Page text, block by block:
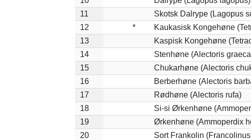
11
Skotsk Dalrype (Lagopus
12
*
Kaukasisk Kongehøne
13
Kaspisk Kongehøne
14
Stenhøne (Alectoris
15
Chukarhøne (Alectoris
16
Berberhøne (Alectoris
17
Rødhøne (Alectoris rufa)
18
Si-si Ørkenhøne
19
Ørkenhøne (Ammoperdix
20
Sort Frankolin